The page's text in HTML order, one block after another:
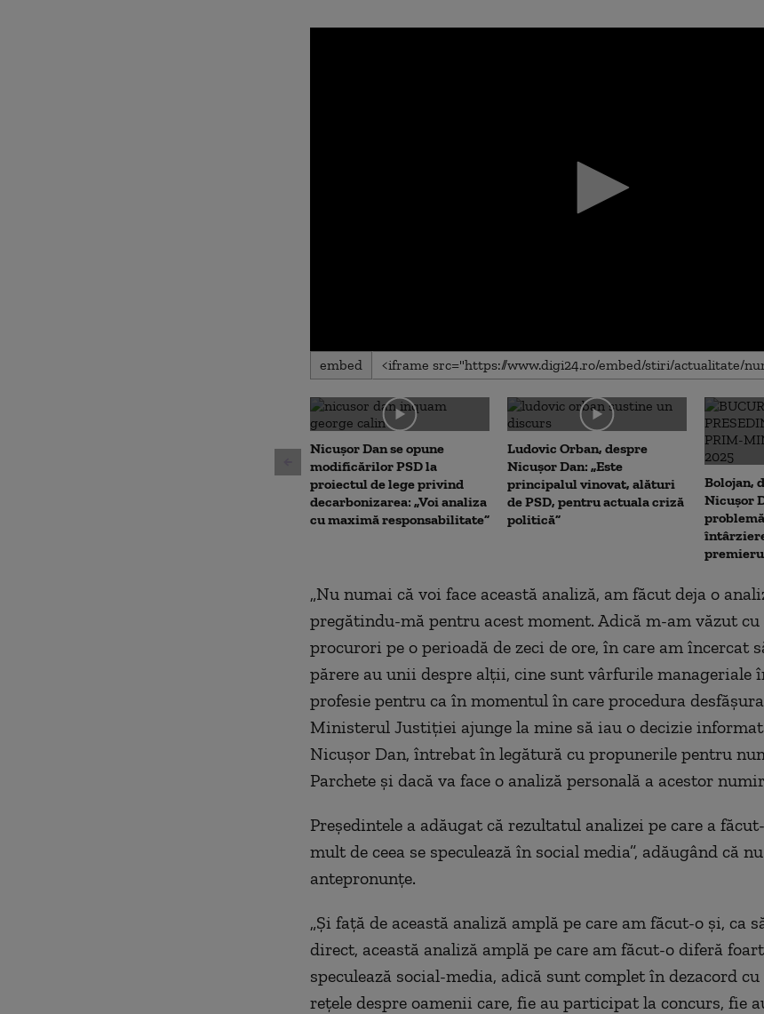
0
seconds
0
secondsVolume
90%
embed
Nicușor Dan se opune
modificărilor PSD la
proiectul de lege privind
decarbonizarea: „Voi analiza
cu maximă responsabilitate”
Ludovic Orban, despre
Nicușor Dan: „Este
principalul vinovat, alături
de PSD, pentru actuala criză
politică”
Bolojan,
Nicușor
„Nu numai că voi face această analiză, am făcut deja o
pregătindu-mă pentru acest moment. Adică m-am văzut cu
procurori pe o perioadă de zeci de ore, în care am încercat
părere au unii despre alţii, cine sunt vârfurile manageriale
profesie pentru ca în momentul în care procedura
Ministerul Justiţiei ajunge la mine să iau o decizie
Nicuşor Dan, întrebat în legătură cu propunerile pentru
Parchete şi dacă va face o analiză personală a acestor
Preşedintele a adăugat că rezultatul analizei pe care a
mult de ceea se speculează în social media”, adăugând că
antepronunţe.
„Şi faţă de această analiză amplă pe care am făcut-o şi, ca
direct, această analiză amplă pe care am făcut-o diferă
speculează social-media, adică sunt complet în dezacord cu
reţele despre oamenii care, fie au participat la concurs, fie